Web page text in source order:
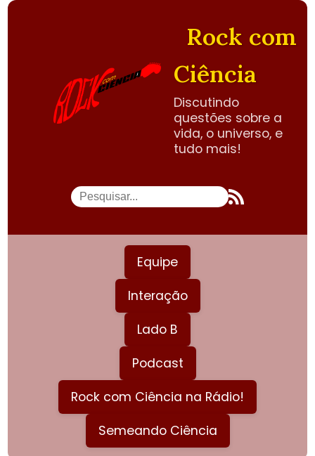
Rock com
Ciência
Discutindo
questões sobre a
vida, o universo, e
tudo mais!
Equipe
Interação
Lado B
Podcast
Rock com Ciência na Rádio!
Semeando Ciência